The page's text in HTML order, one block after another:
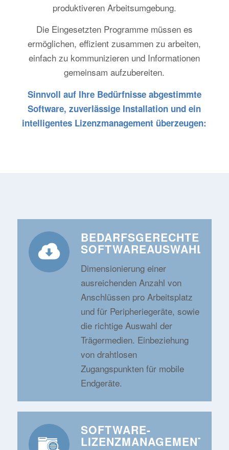
produktiveren Arbeitsumgebung.
Die Eingesetzten Programme müssen es
ermöglichen, effizient zusammen zu arbeiten,
einfach zu kommunizieren und Informationen
gemeinsam aufzubereiten.
Sinnvoll auf Ihre Bedürfnisse abgestimmte
Software, zuverlässige Installation und ein
intelligentes Lizenzmanagement überzeugen:
BEDARFSGERECHTE
SOFTWAREAUSWAHL
Dimensionierung einer
ausreichenden Anzahl von
Anschlüssen pro Arbeitsplatz
und für Peripheriegeräte, sowie
die richtige Auswahl der
Trägermedien. Einbeziehung
von drahtlosen
Zugangspunkten für mobile
Endgeräte.
SOFTWARE-
LIZENZMANAGEMENT